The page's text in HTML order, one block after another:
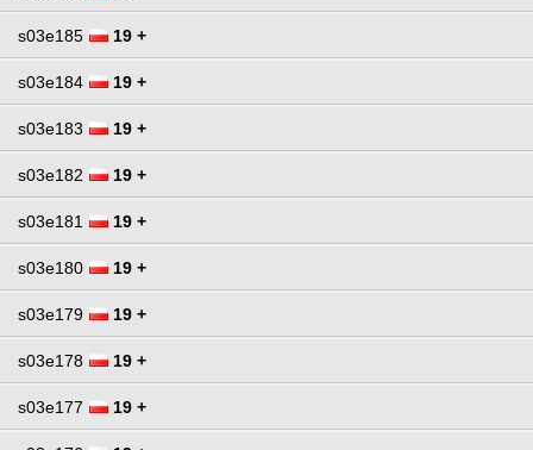
s03e185 19 +
s03e184 19 +
s03e183 19 +
s03e182 19 +
s03e181 19 +
s03e180 19 +
s03e179 19 +
s03e178 19 +
s03e177 19 +